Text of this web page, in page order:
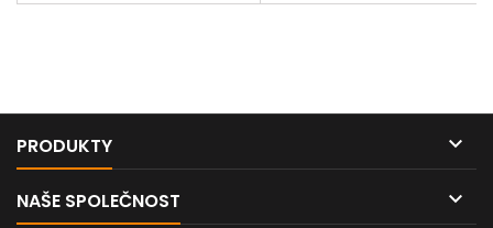
PRODUKTY 
NAŠE SPOLEČNOST 